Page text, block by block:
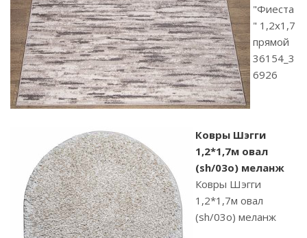
"Фиеста
" 1,2х1,7
прямой
36154_3
6926
Ковры Шэгги
1,2*1,7м овал
(sh/03o) меланж
Ковры Шэгги
1,2*1,7м овал
(sh/03o) меланж